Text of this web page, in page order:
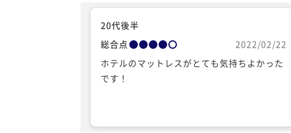
20代後半
総合点
2022/02/22
ホテルのマットレスがとても気持ちよかった
です！